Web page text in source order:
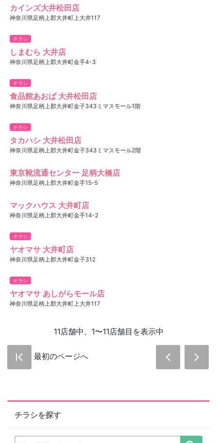
カインズ大井松田店
神奈川県足柄上郡大井町上大井117
チラシ
しまむら 大井店
神奈川県足柄上郡大井町金手4-3
チラシ
食品館あおば 大井松田店
神奈川県足柄上郡大井町金子343ミマスモール1階
チラシ
タカハシ 大井松田店
神奈川県足柄上郡大井町金子343ミマスモール2階
東京靴流通センター 足柄大橋店
神奈川県足柄上郡大井町金手15-5
マックハウス 大井町店
神奈川県足柄上郡大井町金手14-2
チラシ
ヤオマサ 大井町店
神奈川県足柄上郡大井町金子312
チラシ
ヤオマサ あしがらモール店
神奈川県足柄上郡大井町上大井117
11店舗中、1〜11店舗目を表示中
最初のページへ
チラシを探す